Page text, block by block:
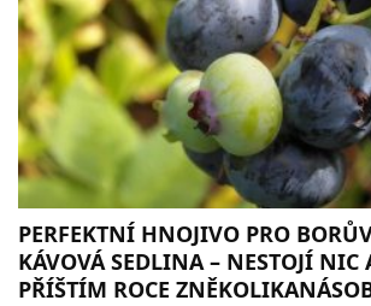
PERFEKTNÍ HNOJIVO PRO
KÁVOVÁ SEDLINA – NESTOJÍ NIC
PŘÍŠTÍM ROCE